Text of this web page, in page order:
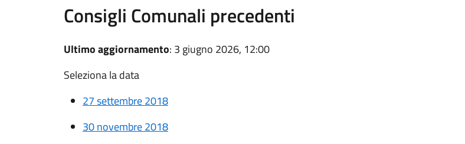
Consigli Comunali precedenti
Ultimo aggiornamento: 3 giugno 2026, 12:00
Seleziona la data
27 settembre 2018
30 novembre 2018